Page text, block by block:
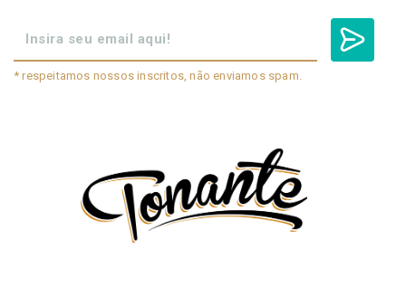
* respeitamos nossos inscritos, não enviamos spam.